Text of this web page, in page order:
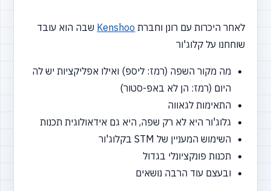
לאחר היכרות עם רונן וחברת Kenshoo שבה הוא עובד
שוחחנו על קלוג'ור
מה מקור השפה (רמז: ליספ) ואילו אפליקציות יש לה
היום (רמז: הן לא באפ-סטור)
התאימות לגאווה
גלוג'ור היא לא רק שפה, היא גם אידאולוגית תכנות
השימוש המעניין של STM בקלוג'ור
תכנות פונקציונלי בגדול
ובעצם עוד הרבה נושאים